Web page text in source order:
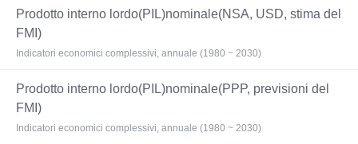
Prodotto interno lordo(PIL)nominale(NSA, USD, stima del
FMI)
Indicatori economici complessivi, annuale (1980 ~ 2030)
Prodotto interno lordo(PIL)nominale(PPP, previsioni del
FMI)
Indicatori economici complessivi, annuale (1980 ~ 2030)